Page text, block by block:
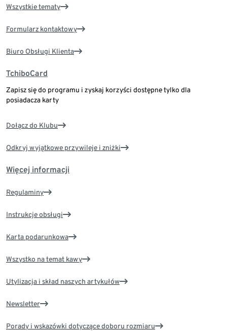
Wszystkie tematy
Formularz kontaktowy
Biuro Obsługi Klienta
TchiboCard
Zapisz się do programu i zyskaj korzyści dostępne tylko dla
posiadacza karty
Dołącz do Klubu
Odkryj wyjątkowe przywileje i zniżki
Więcej informacji
Regulaminy
Instrukcje obsługi
Karta podarunkowa
Wszystko na temat kawy
Utylizacja i skład naszych artykułów
Newsletter
Porady i wskazówki dotyczące doboru rozmiaru